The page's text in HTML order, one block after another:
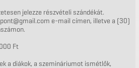
jelezze részvételi szándékát.
e-mail címen, illetve a (30)
Ft
a diákok, a szemináriumot ismétlők,